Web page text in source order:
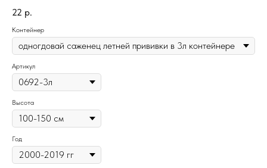
22 р.
Контейнер
Артикул
Высота
Год